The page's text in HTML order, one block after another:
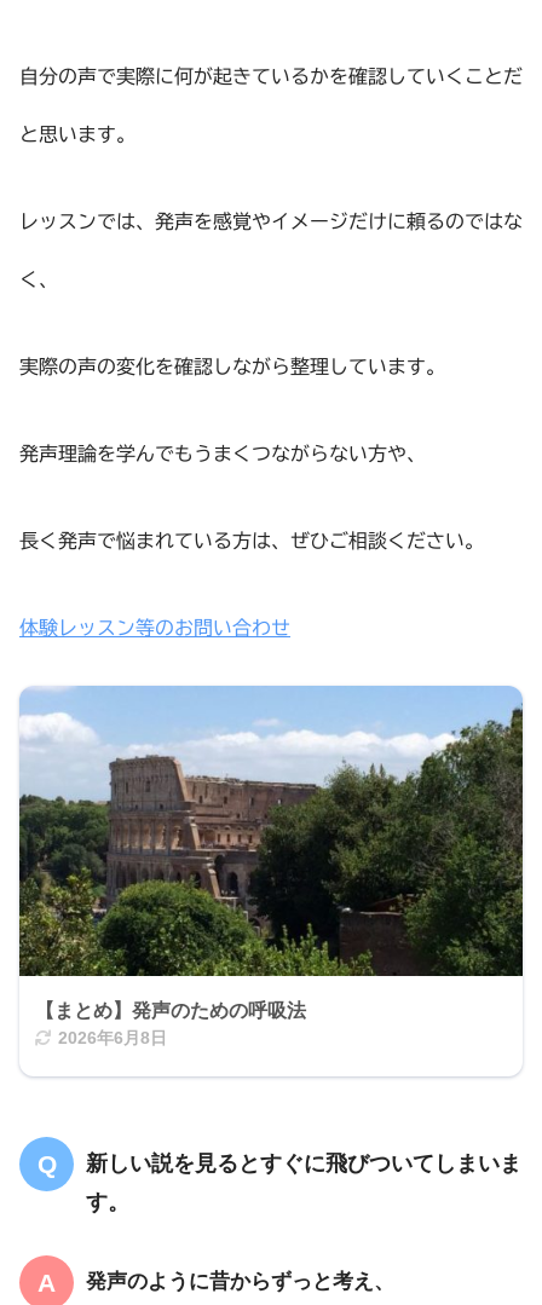
自分の声で実際に何が起きているかを確認していくことだ
と思います。
レッスンでは、発声を感覚やイメージだけに頼るのではな
く、
実際の声の変化を確認しながら整理しています。
発声理論を学んでもうまくつながらない方や、
長く発声で悩まれている方は、ぜひご相談ください。
体験レッスン等のお問い合わせ
【まとめ】発声のための呼吸法
2026年6月8日
新しい説を見るとすぐに飛びついてしまいま
す。
発声のように昔からずっと考え、